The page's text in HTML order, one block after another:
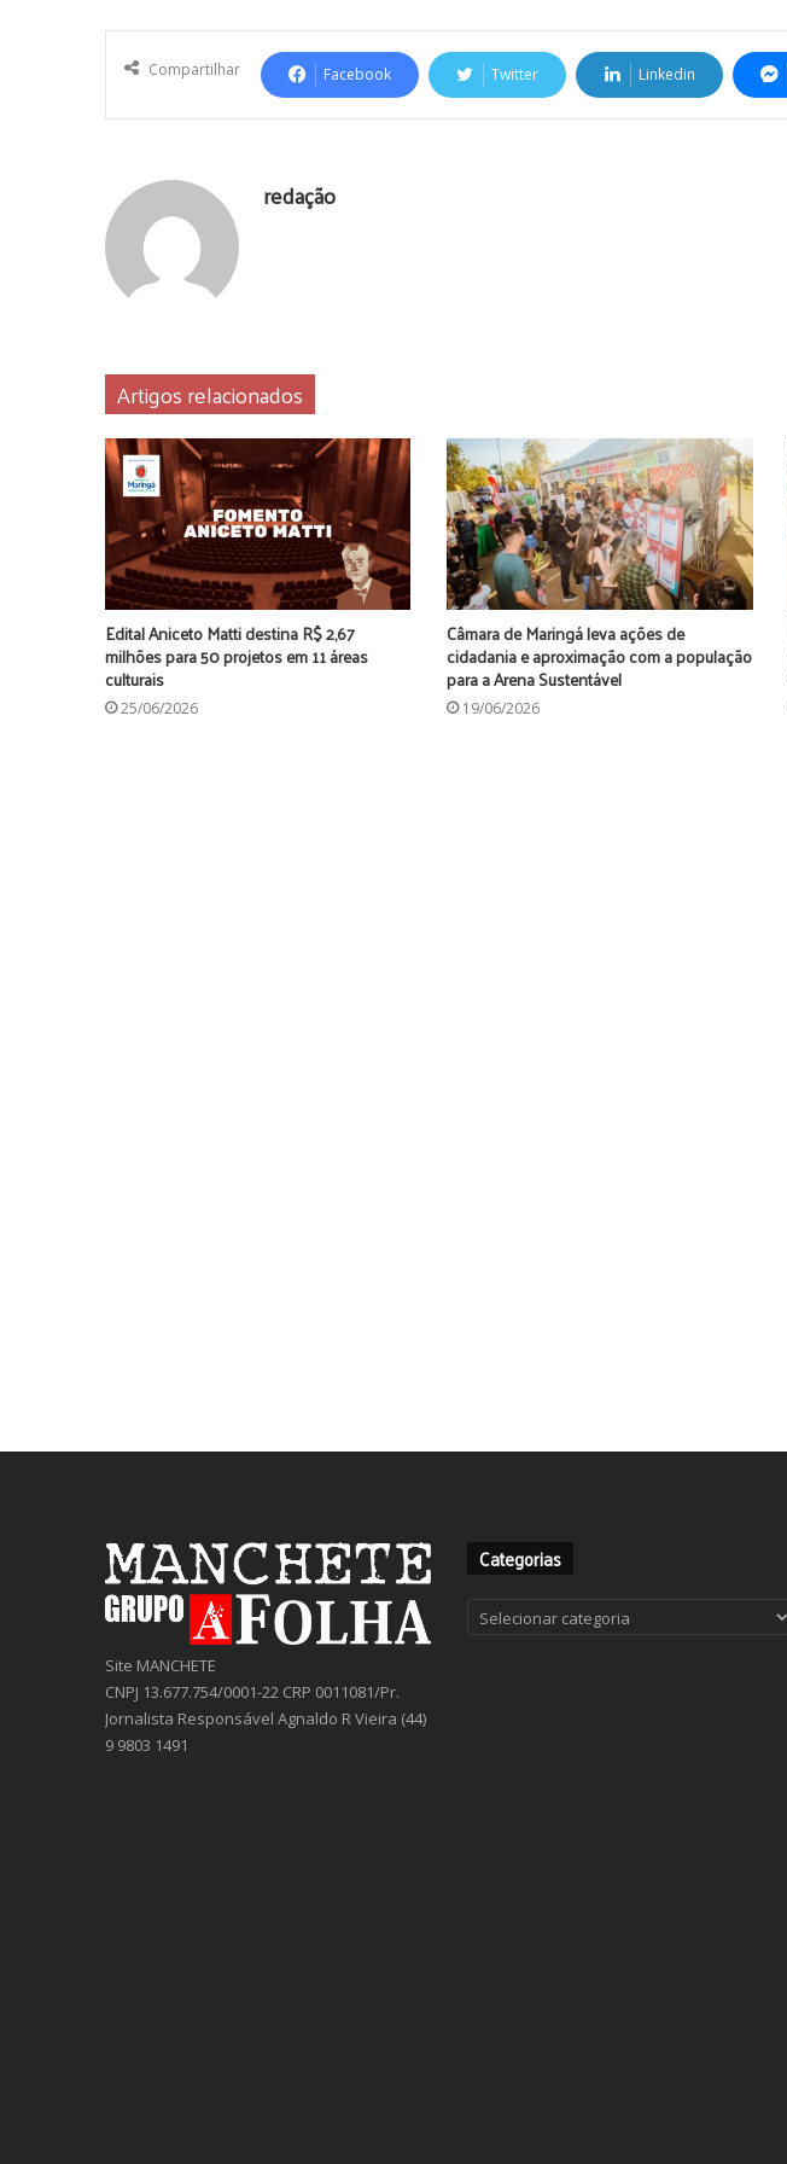
Compartilhar Facebook Twitter Linkedin
redação
Artigos relacionados
Edital Aniceto Matti destina R$ 2,67
milhões para 50 projetos em 11 áreas
culturais
25/06/2026
Câmara de Maringá leva ações de
cidadania e aproximação com a população
para a Arena Sustentável
19/06/2026
Site MANCHETE
CNPJ 13.677.754/0001-22 CRP 0011081/Pr.
Jornalista Responsável Agnaldo R Vieira (44)
9 9803 1491
Categorias
Categorias